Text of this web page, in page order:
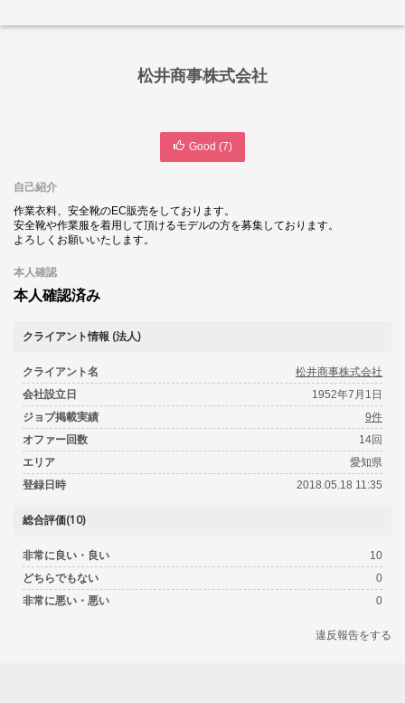
松井商事株式会社
Good (7)
自己紹介
作業衣料、安全靴のEC販売をしております。
安全靴や作業服を着用して頂けるモデルの方を募集しております。
よろしくお願いいたします。
本人確認
本人確認済み
クライアント情報 (法人)
クライアント名
松井商事株式会社
会社設立日
1952年7月1日
ジョブ掲載実績
9件
オファー回数
14回
エリア
愛知県
登録日時
2018.05.18 11:35
総合評価(10)
非常に良い・良い
10
どちらでもない
0
非常に悪い・悪い
0
違反報告をする